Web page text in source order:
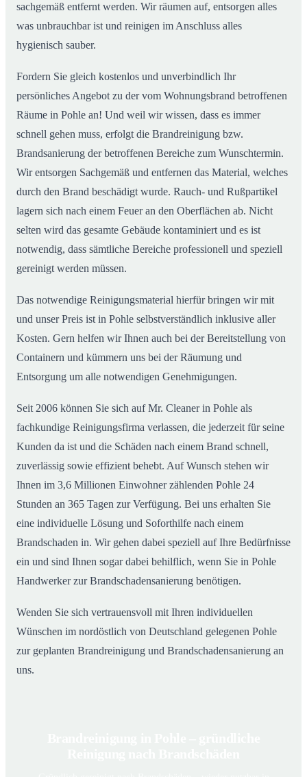
sachgemäß entfernt werden. Wir räumen auf, entsorgen alles
was unbrauchbar ist und reinigen im Anschluss alles
hygienisch sauber.
Fordern Sie gleich kostenlos und unverbindlich Ihr
persönliches Angebot zu der vom Wohnungsbrand betroffenen
Räume in Pohle an! Und weil wir wissen, dass es immer
schnell gehen muss, erfolgt die Brandreinigung bzw.
Brandsanierung der betroffenen Bereiche zum Wunschtermin.
Wir entsorgen Sachgemäß und entfernen das Material, welches
durch den Brand beschädigt wurde. Rauch- und Rußpartikel
lagern sich nach einem Feuer an den Oberflächen ab. Nicht
selten wird das gesamte Gebäude kontaminiert und es ist
notwendig, dass sämtliche Bereiche professionell und speziell
gereinigt werden müssen.
Das notwendige Reinigungsmaterial hierfür bringen wir mit
und unser Preis ist in Pohle selbstverständlich inklusive aller
Kosten. Gern helfen wir Ihnen auch bei der Bereitstellung von
Containern und kümmern uns bei der Räumung und
Entsorgung um alle notwendigen Genehmigungen.
Seit 2006 können Sie sich auf Mr. Cleaner in Pohle als
fachkundige Reinigungsfirma verlassen, die jederzeit für seine
Kunden da ist und die Schäden nach einem Brand schnell,
zuverlässig sowie effizient behebt. Auf Wunsch stehen wir
Ihnen im 3,6 Millionen Einwohner zählenden Pohle 24
Stunden an 365 Tagen zur Verfügung. Bei uns erhalten Sie
eine individuelle Lösung und Soforthilfe nach einem
Brandschaden in. Wir gehen dabei speziell auf Ihre Bedürfnisse
ein und sind Ihnen sogar dabei behilflich, wenn Sie in Pohle
Handwerker zur Brandschadensanierung benötigen.
Wenden Sie sich vertrauensvoll mit Ihren individuellen
Wünschen im nordöstlich von Deutschland gelegenen Pohle
zur geplanten Brandreinigung und Brandschadensanierung an
uns.